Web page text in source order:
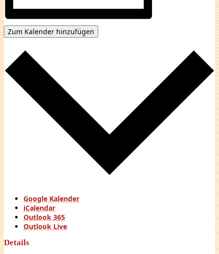
Zum Kalender hinzufügen
Google Kalender
iCalendar
Outlook 365
Outlook Live
Details